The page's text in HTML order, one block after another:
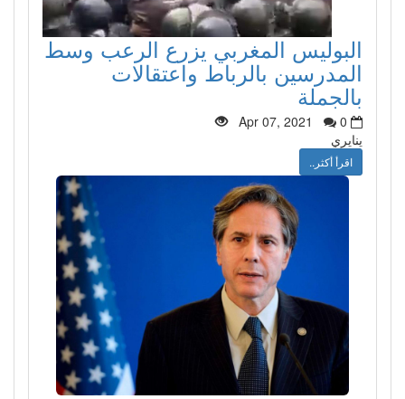
البوليس المغربي يزرع الرعب وسط
المدرسين بالرباط واعتقالات
بالجملة
Apr 07, 2021
0
ينايري
اقرأ أكثر..